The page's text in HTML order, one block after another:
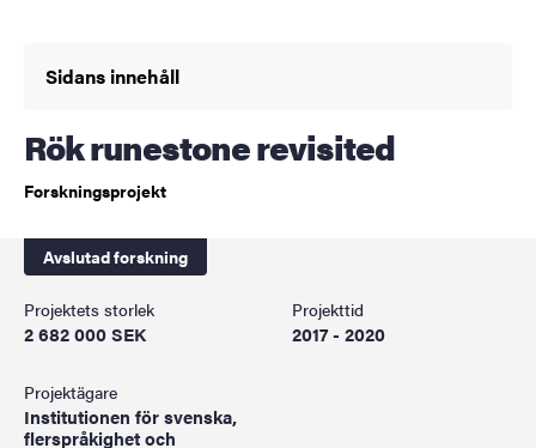
Sidans innehåll
Rök runestone revisited
Forskningsprojekt
Avslutad forskning
Projektets storlek
2 682 000 SEK
Projekttid
2017 - 2020
Projektägare
Institutionen för svenska,
flerspråkighet och